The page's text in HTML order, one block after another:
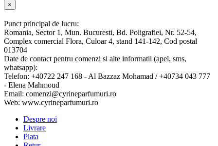
Close
product
view
×
Punct principal de lucru:
Romania, Sector 1, Mun. Bucuresti, Bd. Poligrafiei, Nr. 52-54,
Complex comercial Flora, Culoar 4, stand 141-142, Cod postal
013704
Date de contact pentru comenzi si alte informatii (apel, sms,
whatsapp):
Telefon: +40722 247 168 - Al Bazzaz Mohamad / +40734 043 777
- Elena Mahmoud
Email: comenzi@cyrineparfumuri.ro
Web: www.cyrineparfumuri.ro
Despre noi
Livrare
Plata